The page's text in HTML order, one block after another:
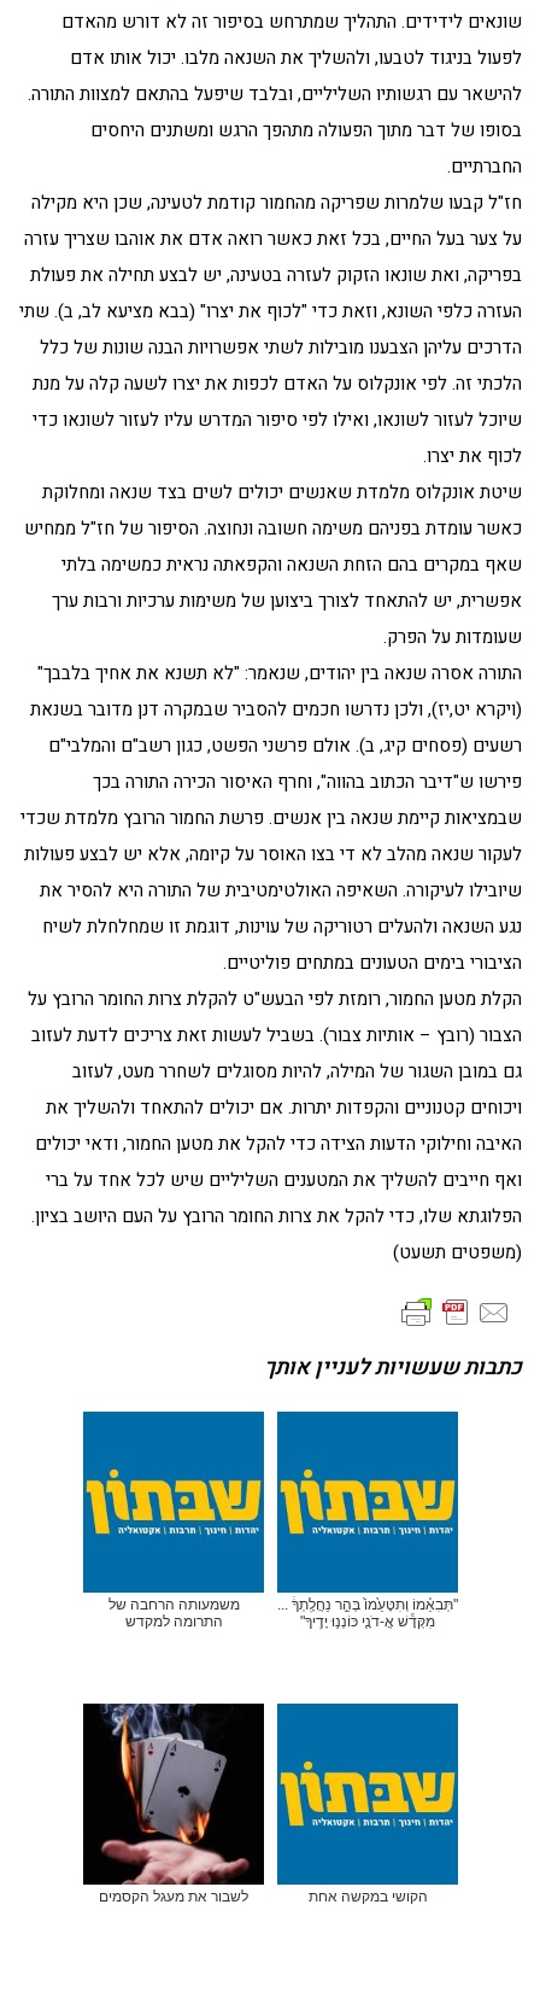
שונאים לידידים. התהליך שמתרחש בסיפור זה לא דורש מהאדם
לפעול בניגוד לטבעו, ולהשליך את השנאה מלבו. יכול אותו אדם
להישאר עם רגשותיו השליליים, ובלבד שיפעל בהתאם למצוות התורה.
בסופו של דבר מתוך הפעולה מתהפך הרגש ומשתנים היחסים
החברתיים.
חז"ל קבעו שלמרות שפריקה מהחמור קודמת לטעינה, שכן היא מקילה
על צער בעל החיים, בכל זאת כאשר רואה אדם את אוהבו שצריך עזרה
בפריקה, ואת שונאו הזקוק לעזרה בטעינה, יש לבצע תחילה את פעולת
העזרה כלפי השונא, וזאת כדי "לכוף את יצרו" (בבא מציעא לב, ב). שתי
הדרכים עליהן הצבענו מובילות לשתי אפשרויות הבנה שונות של כלל
הלכתי זה. לפי אונקלוס על האדם לכפות את יצרו לשעה קלה על מנת
שיוכל לעזור לשונאו, ואילו לפי סיפור המדרש עליו לעזור לשונאו כדי
לכוף את יצרו.
שיטת אונקלוס מלמדת שאנשים יכולים לשים בצד שנאה ומחלוקת
כאשר עומדת בפניהם משימה חשובה ונחוצה. הסיפור של חז"ל ממחיש
שאף במקרים בהם הזחת השנאה והקפאתה נראית כמשימה בלתי
אפשרית, יש להתאחד לצורך ביצוען של משימות ערכיות ורבות ערך
שעומדות על הפרק.
התורה אסרה שנאה בין יהודים, שנאמר: "לא תשנא את אחיך בלבבך"
(ויקרא יט,יז), ולכן נדרשו חכמים להסביר שבמקרה דנן מדובר בשנאת
רשעים (פסחים קיג, ב). אולם פרשני הפשט, כגון רשב"ם והמלבי"ם
פירשו ש"דיבר הכתוב בהווה", וחרף האיסור הכירה התורה בכך
שבמציאות קיימת שנאה בין אנשים. פרשת החמור הרובץ מלמדת שכדי
לעקור שנאה מהלב לא די בצו האוסר על קיומה, אלא יש לבצע פעולות
שיובילו לעיקורה. השאיפה האולטימטיבית של התורה היא להסיר את
נגע השנאה ולהעלים רטוריקה של עוינות, דוגמת זו שמחלחלת לשיח
הציבורי בימים הטעונים במתחים פוליטיים.
הקלת מטען החמור, רומזת לפי הבעש"ט להקלת צרות החומר הרובץ על
הצבור (רובץ – אותיות צבור). בשביל לעשות זאת צריכים לדעת לעזוב
גם במובן השגור של המילה, להיות מסוגלים לשחרר מעט, לעזוב
ויכוחים קטנוניים והקפדות יתרות. אם יכולים להתאחד ולהשליך את
האיבה וחילוקי הדעות הצידה כדי להקל את מטען החמור, ודאי יכולים
ואף חייבים להשליך את המטענים השליליים שיש לכל אחד על ברי
הפלוגתא שלו, כדי להקל את צרות החומר הרובץ על העם היושב בציון.
(משפטים תשעט)
כתבות שעשויות לעניין אותך
"תְּבִאֵ֗מוֹ וְתִטָּעֵ֙מוֹ֙ בְּהַ֣ר נַחֲלָֽתְךָ֔ ...
מִקְּדָ֕שׁ אֲ-דֹנָ֖י כּוֹנְנ֥וּ יָדֶֽיךָ"
משמעותה הרחבה של
התרומה למקדש
הקושי במקשה אחת לשבור את מעגל הקסמים